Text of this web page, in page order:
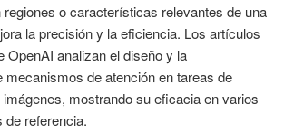
regiones o características relevantes de una
la precisión y la eficiencia. Los artículos
OpenAI analizan el diseño y la
mecanismos de atención en tareas de
mostrando su eficacia en varios
de referencia.